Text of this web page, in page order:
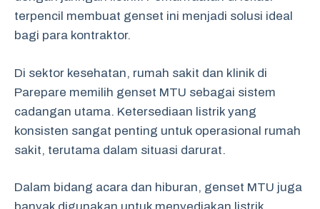
terpencil membuat genset ini menjadi solusi ideal
bagi para kontraktor.
Di sektor kesehatan, rumah sakit dan klinik di
Parepare memilih genset MTU sebagai sistem
cadangan utama. Ketersediaan listrik yang
konsisten sangat penting untuk operasional rumah
sakit, terutama dalam situasi darurat.
Dalam bidang acara dan hiburan, genset MTU juga